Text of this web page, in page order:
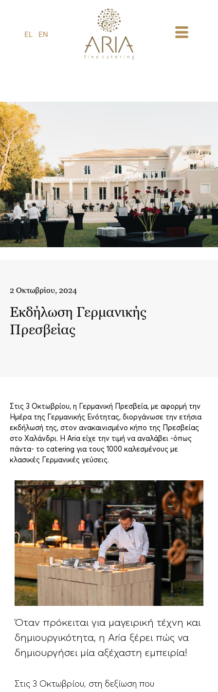
EL EN
2 Οκτωβρίου, 2024
Εκδήλωση Γερμανικής
Πρεσβείας
Στις 3 Οκτωβρίου, η Γερμανική Πρεσβεία, με αφορμή την
Ημέρα της Γερμανικής Ενότητας, διοργάνωσε την ετήσια
εκδήλωσή της, στον ανακαινισμένο κήπο της Πρεσβείας
στο Χαλάνδρι. Η Aria είχε την τιμή να αναλάβει -όπως
πάντα- το catering για τους 1000 καλεσμένους με
κλασικές Γερμανικές γεύσεις.
Όταν πρόκειται για μαγειρική τέχνη και
δημιουργικότητα, η Aria ξέρει πώς να
δημιουργήσει μία αξέχαστη εμπειρία!
Στις 3 Οκτωβρίου, στη δεξίωση που